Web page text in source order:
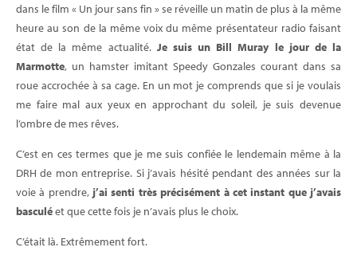
dans le film « Un jour sans fin » se réveille un matin de plus à la même
heure au son de la même voix du même présentateur radio faisant
état de la même actualité. Je suis un Bill Muray le jour de la
Marmotte, un hamster imitant Speedy Gonzales courant dans sa
roue accrochée à sa cage. En un mot je comprends que si je voulais
me faire mal aux yeux en approchant du soleil, je suis devenue
l’ombre de mes rêves.
C’est en ces termes que je me suis confiée le lendemain même à la
DRH de mon entreprise. Si j’avais hésité pendant des années sur la
voie à prendre, j’ai senti très précisément à cet instant que j’avais
basculéet que cette fois je n’avais plus le choix.
C’était là. Extrêmement fort.